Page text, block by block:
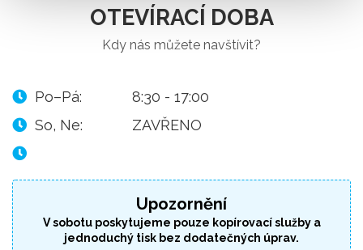
OTEVÍRACÍ DOBA
Kdy nás můžete navštívit?
8:30 - 17:00
Po–Pá:
ZAVŘENO
So, Ne:
Upozornění
V sobotu poskytujeme pouze kopírovací služby a
jednoduchý tisk bez dodatečných úprav.